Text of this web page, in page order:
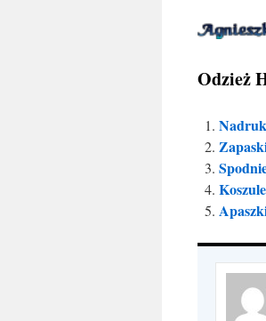
Odzież